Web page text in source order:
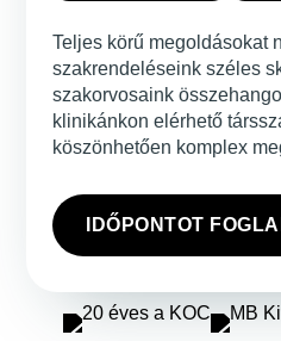
Teljes körű megoldásokat
szakrendeléseink széles
szakorvosaink
klinikánkon elérhető
köszönhetően komplex
IDŐPONTOT